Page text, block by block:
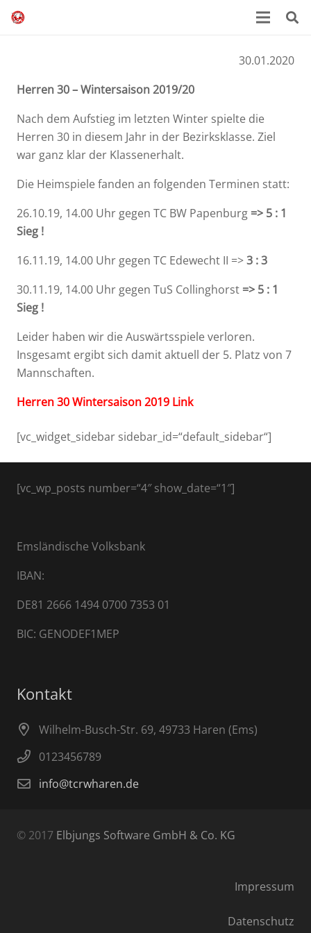
30.01.2020
Herren 30 – Wintersaison 2019/20
Nach dem Aufstieg im letzten Winter spielte die
Herren 30 in diesem Jahr in der Bezirksklasse. Ziel
war ganz klar der Klassenerhalt.
Die Heimspiele fanden an folgenden Terminen statt:
26.10.19, 14.00 Uhr gegen TC BW Papenburg => 5 : 1
Sieg !
16.11.19, 14.00 Uhr gegen TC Edewecht II =>3 : 3
30.11.19, 14.00 Uhr gegen TuS Collinghorst => 5 : 1
Sieg !
Leider haben wir die Auswärtsspiele verloren.
Insgesamt ergibt sich damit aktuell der 5. Platz von 7
Mannschaften.
Herren 30 Wintersaison 2019 Link
[vc_widget_sidebar sidebar_id=“default_sidebar“]
[vc_wp_posts number=“4″ show_date=“1″]
Emsländische Volksbank
IBAN:
DE81 2666 1494 0700 7353 01
BIC: GENODEF1MEP
Kontakt
Wilhelm-Busch-Str. 69, 49733 Haren (Ems)
0123456789
info@tcrwharen.de
© 2017 Elbjungs Software GmbH & Co. KG
Impressum
Datenschutz